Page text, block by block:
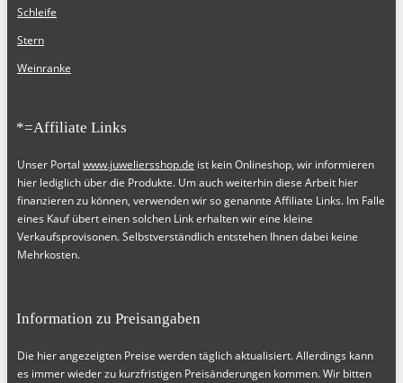
Schleife
Stern
Weinranke
*=Affiliate Links
Unser Portal www.juweliersshop.de ist kein Onlineshop, wir informieren
hier lediglich über die Produkte. Um auch weiterhin diese Arbeit hier
finanzieren zu können, verwenden wir so genannte Affiliate Links. Im Falle
eines Kauf übert einen solchen Link erhalten wir eine kleine
Verkaufsprovisonen. Selbstverständlich entstehen Ihnen dabei keine
Mehrkosten.
Information zu Preisangaben
Die hier angezeigten Preise werden täglich aktualisiert. Allerdings kann
es immer wieder zu kurzfristigen Preisänderungen kommen. Wir bitten